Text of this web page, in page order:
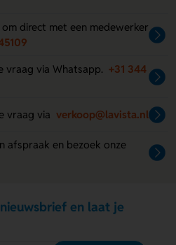
om direct met een medewerker
vraag via Whatsapp. +31 344
vraag via verkoop@lavista.nl
afspraak en bezoek onze
en laat je